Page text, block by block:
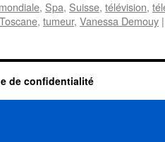
, Spa, Suisse, télévision,
Toscane, tumeur, Vanessa Demouy |
de confidentialité